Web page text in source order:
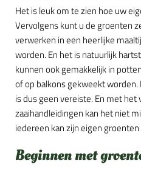
Het is leuk om te zien hoe uw
Vervolgens kunt u de groenten
verwerken in een heerlijke
worden. En het is natuurlijk
kunnen ook gemakkelijk in
of op balkons gekweekt
is dus geen vereiste. En met het
zaaihandleidingen kan het niet
iedereen kan zijn eigen
Beginnen met